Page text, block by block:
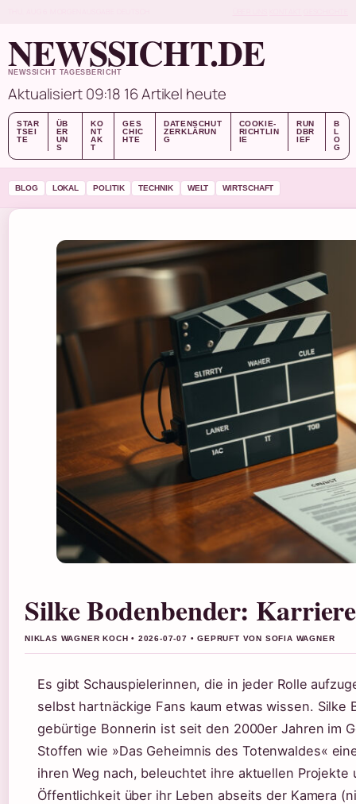
NEWSSICHT.DE
NEWSSICHT TAGESBERICHT
Aktualisiert 09:18 16 Artikel heute
STAR
TSEI
TE
ÜB
ER
UN
S
KO
NT
AK
T
GES
CHIC
HTE
DATENSCHUT
ZERKLÄRUN
G
COOKIE-
RICHTLIN
IE
RUN
DBR
IEF
B
L
O
G
BLOG LOKAL POLITIK TECHNIK WELT WIRTSCHAFT
Silke Bodenbender:
NIKLAS WAGNER KOCH • 2026-07-07 • GEPRUFT VON SOFIA WAGNER
Es gibt Schauspielerinnen, die in jeder Rolle
selbst hartnäckige Fans kaum etwas wissen.
gebürtige Bonnerin ist seit den 2000er Jahren im
Stoffen wie »Das Geheimnis des Totenwaldes«
ihren Weg nach, beleuchtet ihre aktuellen
Öffentlichkeit über ihr Leben abseits der Kamera